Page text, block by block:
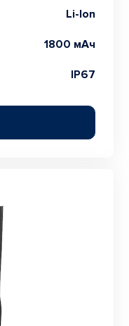
Li-Ion
1800 мАч
IP67